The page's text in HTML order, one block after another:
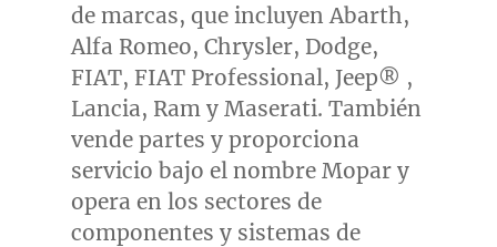
de marcas, que incluyen Abarth,
Alfa Romeo, Chrysler, Dodge,
FIAT, FIAT Professional, Jeep® ,
Lancia, Ram y Maserati. También
vende partes y proporciona
servicio bajo el nombre Mopar y
opera en los sectores de
componentes y sistemas de